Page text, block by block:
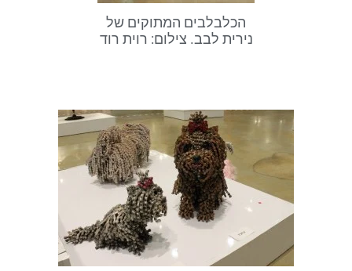
הכלבלבים המתוקים של
נירית לבב. צילום: רוית רוד